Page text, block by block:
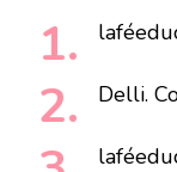
Delli.